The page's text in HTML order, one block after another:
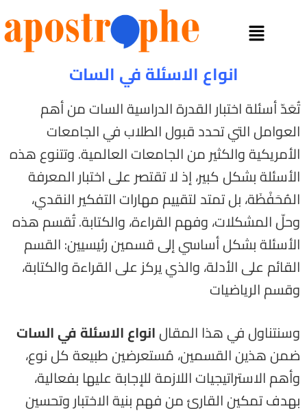
انواع الاسئلة في السات
تُعَدّ أسئلة اختبار القدرة الدراسية السات من أهم
العوامل التي تحدد قبول الطلاب في الجامعات
الأمريكية والكثير من الجامعات العالمية. وتتنوع هذه
الأسئلة بشكل كبير، إذ لا تقتصر على اختبار المعرفة
المُحَفْظَة، بل تمتد لتقييم مهارات التفكير النقدي،
وحلّ المشكلات، وفهم القراءة، والكتابة. تُقسم هذه
الأسئلة بشكل أساسي إلى قسمين رئيسيين: القسم
القائم على الأدلة، والذي يركز على القراءة والكتابة،
وقسم الرياضيات
وسنتناول في هذا المقال انواع الاسئلة في السات
ضمن هذين القسمين، مُستعرضين طبيعة كل نوع،
وأهم الاستراتيجيات اللازمة للإجابة عليها بفعالية،
بهدف تمكين القارئ من فهم بنية الاختبار وتحسين